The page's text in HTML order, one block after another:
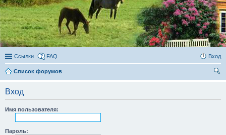
Ссылки FAQ Вход
Список форумов
Вход
Имя пользователя:
Пароль: